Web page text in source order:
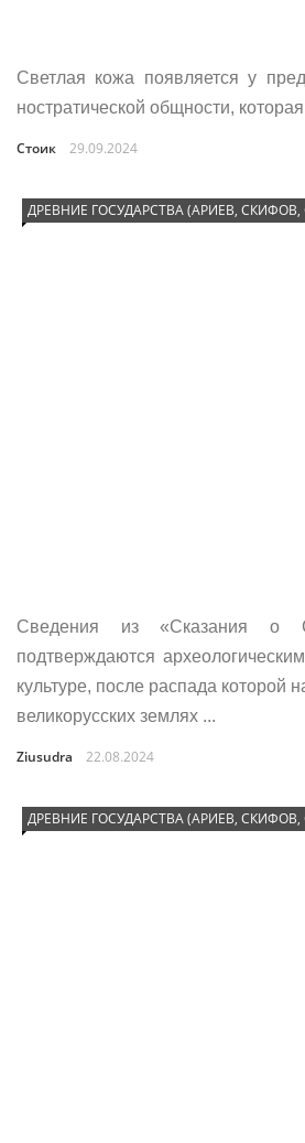
Светлая кожа появляется у
ностратической общности,
Стоик 29.09.2024
ДРЕВНИЕ ГОСУДАРСТВА (АРИЕВ,
Сведения из «Сказания о
подтверждаются
культуре, после распада которой
великорусских землях ...
Ziusudra 22.08.2024
ДРЕВНИЕ ГОСУДАРСТВА (АРИЕВ,